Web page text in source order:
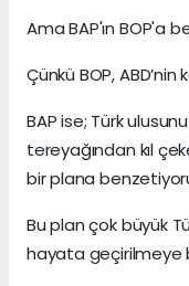
Ama BAP'ın BOP'a
Çünkü BOP, ABD’nin
BAP ise; Türk
tereyağından kıl
bir plana
Bu plan çok büyük
hayata geçirilmeye